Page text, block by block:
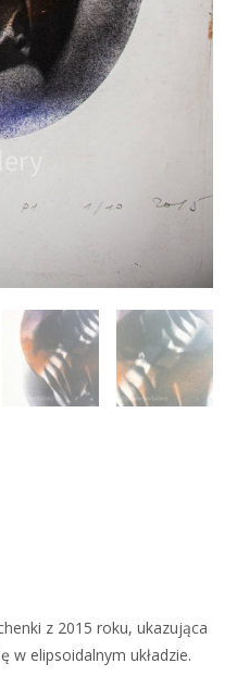
z 2015 roku, ukazująca
w elipsoidalnym układzie.